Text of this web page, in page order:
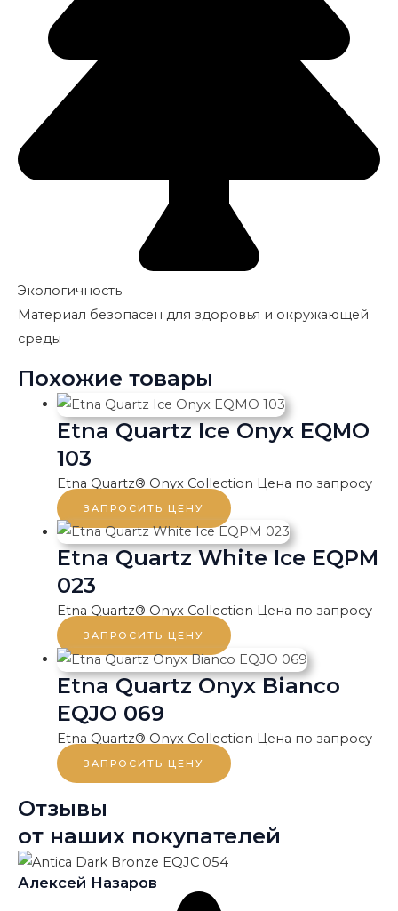
Экологичность
Материал безопасен для здоровья и окружающей
среды
Похожие товары
Etna Quartz Ice Onyx EQMO
103
Etna Quartz® Onyx Collection Цена по запросу
ЗАПРОСИТЬ ЦЕНУ
Etna Quartz White Ice EQPM
023
Etna Quartz® Onyx Collection Цена по запросу
ЗАПРОСИТЬ ЦЕНУ
Etna Quartz Onyx Bianco
EQJO 069
Etna Quartz® Onyx Collection Цена по запросу
ЗАПРОСИТЬ ЦЕНУ
Отзывы
от наших покупателей
Алексей Назаров